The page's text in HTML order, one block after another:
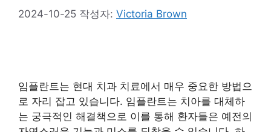
2024-10-25 작성자: Victoria Brown
임플란트는 현대 치과 치료에서 매우 중요한 방법으
로 자리 잡고 있습니다. 임플란트는 치아를 대체하
는 궁극적인 해결책으로 이를 통해 환자들은 예전의